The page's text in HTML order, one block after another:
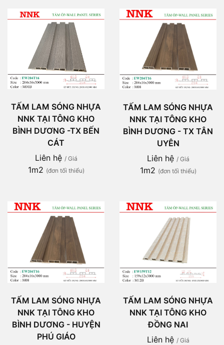
TẤM LAM SÓNG NHỰA
NNK TẠI TÔNG KHO
BÌNH DƯƠNG -TX BẾN
CÁT
Liên hệ / Giá
1m2 (đơn tối thiểu)
TẤM LAM SÓNG NHỰA
NNK TẠI TÔNG KHO
BÌNH DƯƠNG - TX TÂN
UYÊN
Liên hệ / Giá
1m2 (đơn tối thiểu)
TẤM LAM SÓNG NHỰA
NNK TẠI TÔNG KHO
BÌNH DƯƠNG - HUYỆN
PHÚ GIÁO
TẤM LAM SÓNG NHỰA
NNK TẠI TÔNG KHO
ĐỒNG NAI
Liên hệ / Giá